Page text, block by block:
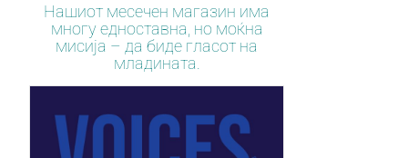
Нашиот месечен магазин има
многу едноставна, но моќна
мисија – да биде гласот на
младината.